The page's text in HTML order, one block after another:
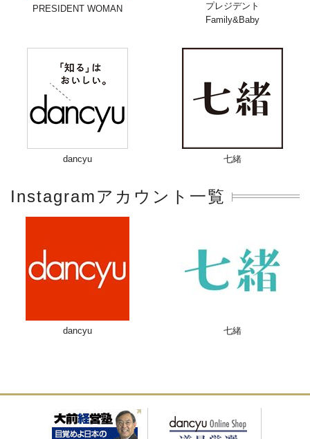
PRESIDENT WOMAN
プレジデント
Family&Baby
dancyu 七緒
Instagramアカウント一覧
dancyu 七緒